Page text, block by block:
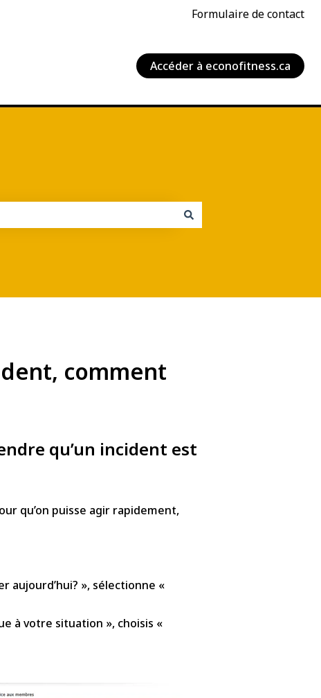
Formulaire de contact
Accéder à econofitness.ca
comment
qu’un incident est
qu’on puisse agir rapidement,
aujourd’hui? », sélectionne «
à votre situation », choisis «